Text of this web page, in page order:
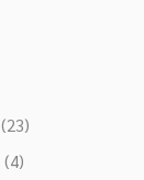
(23)
(4)